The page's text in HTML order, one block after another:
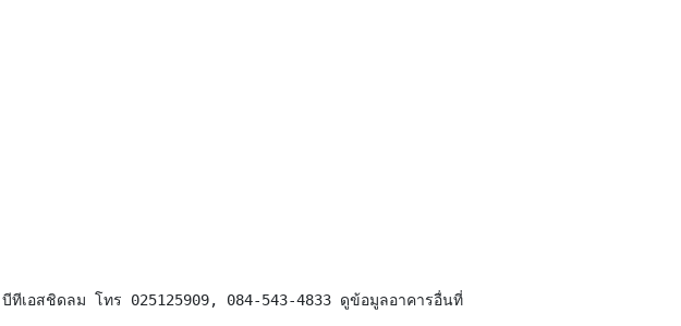
อสชิดลม โทร 025125909, 084-543-4833 ดูข้อมูลอาคารอื่นที่